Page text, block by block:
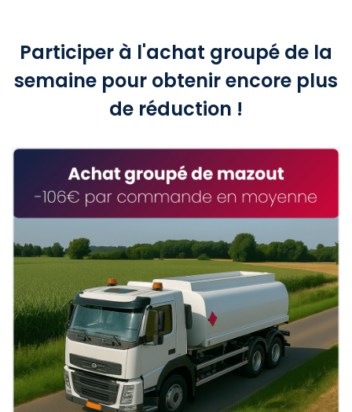
Participer à l'achat groupé de la
semaine pour obtenir encore plus
de réduction !